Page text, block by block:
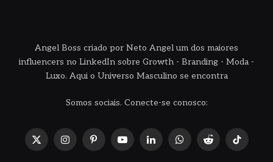
Angel Boss criado por Neto Angel um dos maiores
influencers no LinkedIn sobre Growth - Branding - Moda -
Luxo. Aqui o Universo Masculino se encontra
Somos sociais. Conecte-se conosco:
X
InstagramPinterestYouTubeLinkedInWhatsApp
Reddit TikTok